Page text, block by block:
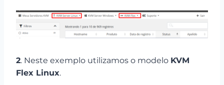
2. Neste exemplo utilizamos o modelo KVM
Flex Linux.